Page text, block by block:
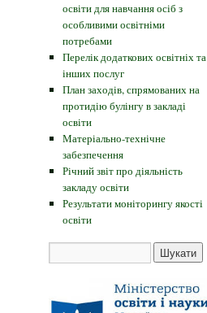
освіти для навчання осіб з
особливими освітніми
потребами
Перелік додаткових освітніх та
інших послуг
План заходів, спрямованих на
протидію булінгу в закладі
освіти
Матеріально-технічне
забезпечення
Річний звіт про діяльність
закладу освіти
Результати моніторингу якості
освіти